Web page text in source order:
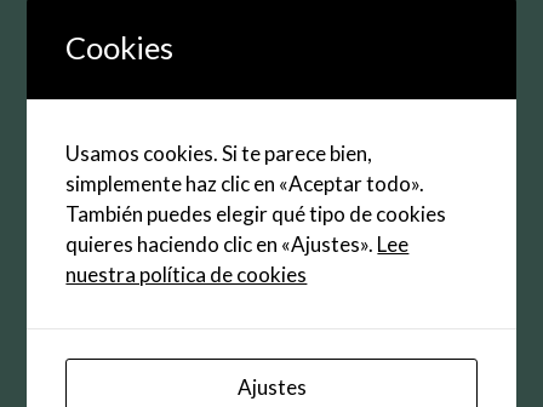
Correo
Web
Guarda mi nombre, correo electrónico y web en
este navegador para la próxima vez que
comente.
Cookies
Usamos cookies. Si te parece bien,
simplemente haz clic en «Aceptar todo».
También puedes elegir qué tipo de cookies
quieres haciendo clic en «Ajustes». Lee
nuestra política de cookies
Ajustes